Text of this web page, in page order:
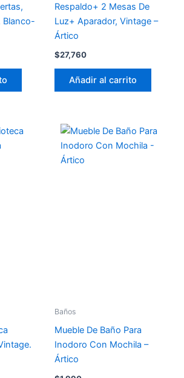
Blanco-
Respaldo+ 2 Mesas De
Luz+ Aparador, Vintage –
Ártico
$27,760
Añadir al carrito
Baños
Mueble De Baño Para
Inodoro Con Mochila –
Ártico